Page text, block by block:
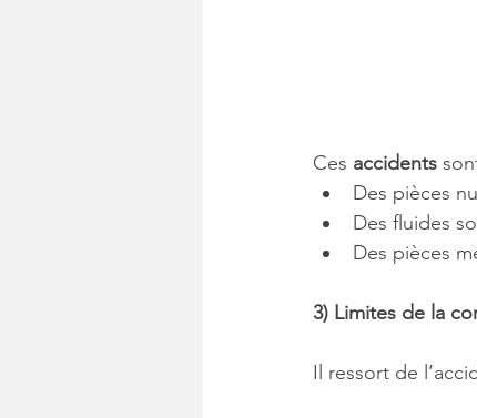
Ces accidents
Des pièces
Des fluides
Des pièces
3) Limites de la
Il ressort de